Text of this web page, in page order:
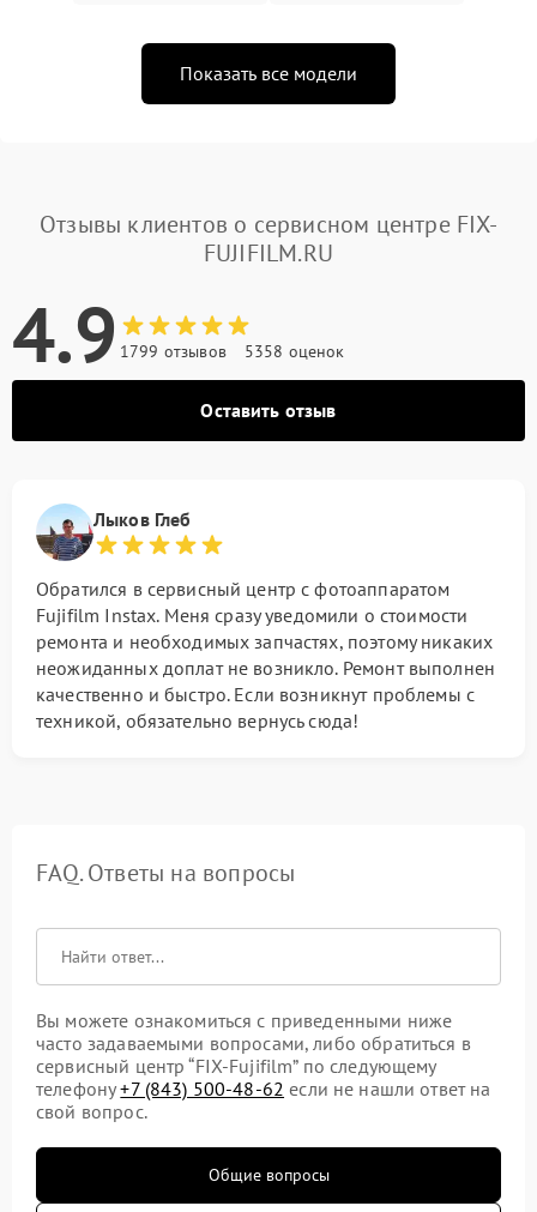
Показать все модели
Отзывы клиентов о сервисном центре FIX-
FUJIFILM.RU
4.9 1799 отзывов 5358 оценок
Оставить отзыв
Лыков Глеб
Обратился в сервисный центр с фотоаппаратом
Fujifilm Instax. Меня сразу уведомили о стоимости
ремонта и необходимых запчастях, поэтому никаких
неожиданных доплат не возникло. Ремонт выполнен
качественно и быстро. Если возникнут проблемы с
техникой, обязательно вернусь сюда!
FAQ. Ответы на вопросы
Вы можете ознакомиться с приведенными ниже
часто задаваемыми вопросами, либо обратиться в
сервисный центр “FIX-Fujifilm” по следующему
телефону+7 (843) 500-48-62 если не нашли ответ на
свой вопрос.
Общие вопросы